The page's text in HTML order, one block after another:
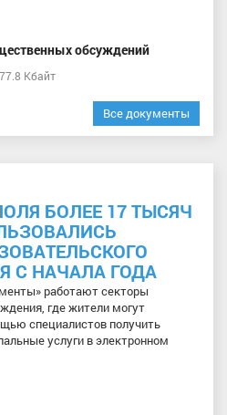
обсуждений
77.8 Кбайт
Все документы
БОЛЕЕ 17 ТЫСЯЧ
С НАЧАЛА ГОДА
работают секторы
где жители могут
специалистов получить
услуги в электронном